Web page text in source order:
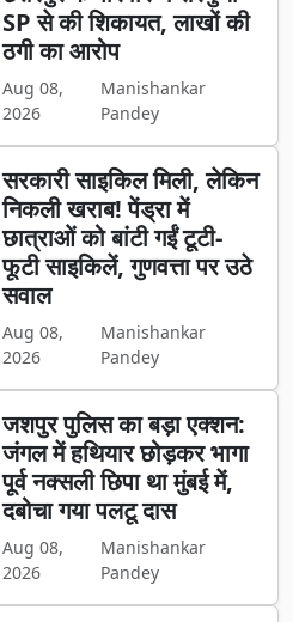
SP से की शिकायत, लाखों की
ठगी का आरोप
Aug 08,
2026
Manishankar
Pandey
सरकारी साइकिल मिली, लेकिन
निकली खराब! पेंड्रा में
छात्राओं को बांटी गईं टूटी-
फूटी साइकिलें, गुणवत्ता पर उठे
सवाल
Aug 08,
2026
Manishankar
Pandey
जशपुर पुलिस का बड़ा एक्शन:
जंगल में हथियार छोड़कर भागा
पूर्व नक्सली छिपा था मुंबई में,
दबोचा गया पलटू दास
Aug 08,
2026
Manishankar
Pandey